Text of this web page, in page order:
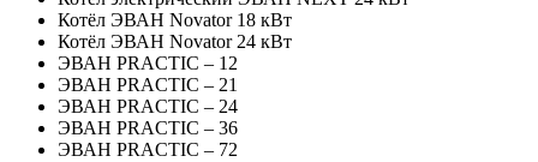
Котёл ЭВАН Novator 18 кВт
Котёл ЭВАН Novator 24 кВт
ЭВАН PRACTIC – 12
ЭВАН PRACTIC – 21
ЭВАН PRACTIC – 24
ЭВАН PRACTIC – 36
ЭВАН PRACTIC – 72